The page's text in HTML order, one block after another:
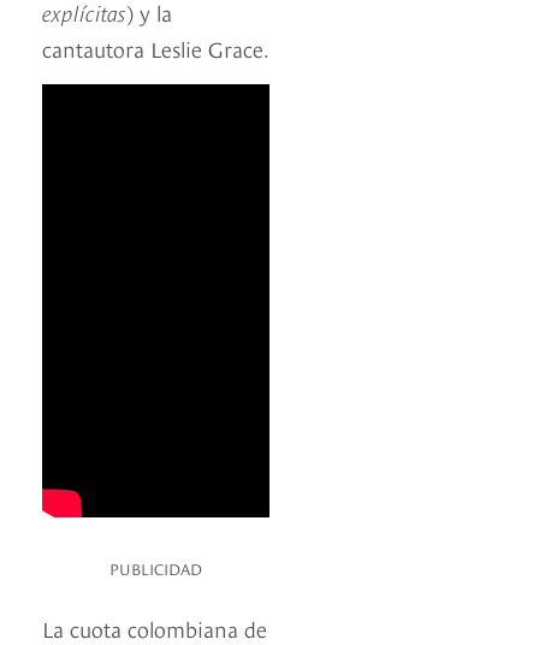
explícitas) y la
cantautora Leslie Grace.
PUBLICIDAD
La cuota colombiana de